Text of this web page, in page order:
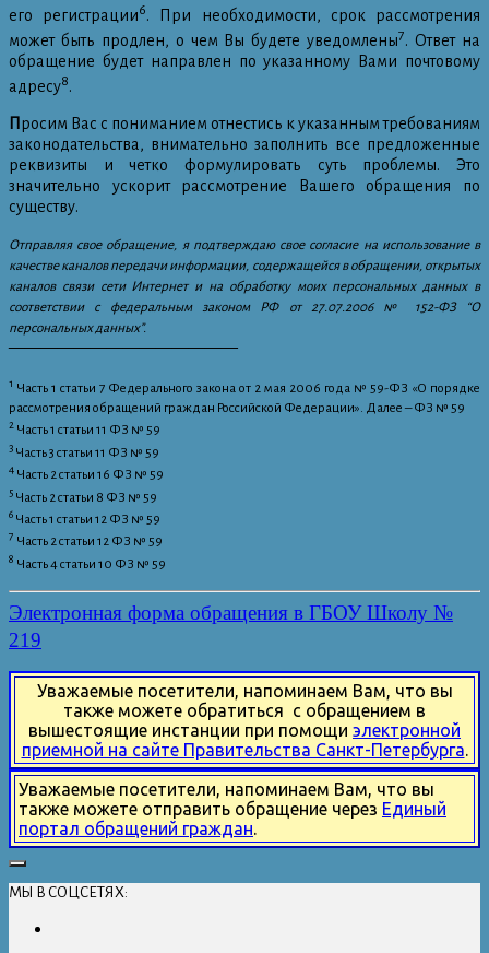
его регистрации6. При необходимости, срок рассмотрения
может быть продлен, о чем Вы будете уведомлены7. Ответ на
обращение будет направлен по указанному Вами почтовому
адресу8.
П росим Вас с пониманием отнестись к указанным требованиям
законодательства, внимательно заполнить все предложенные
реквизиты и четко формулировать суть проблемы. Это
значительно ускорит рассмотрение Вашего обращения по
существу.
Отправляя свое обращение, я подтверждаю свое согласие на использование в
качестве каналов передачи информации, содержащейся в обращении, открытых
каналов связи сети Интернет и на обработку моих персональных данных в
соответствии с федеральным законом РФ от 27.07.2006 № 152-ФЗ “О
персональных данных”.
——————————————
1 Часть 1 статьи 7 Федерального закона от 2 мая 2006 года № 59-ФЗ «О порядке
рассмотрения обращений граждан Российской Федерации». Далее – ФЗ № 59
2 Часть 1 статьи 11 ФЗ № 59
3 Часть 3 статьи 11 ФЗ № 59
4 Часть 2 статьи 16 ФЗ № 59
5 Часть 2 статьи 8 ФЗ № 59
6 Часть 1 статьи 12 ФЗ № 59
7 Часть 2 статьи 12 ФЗ № 59
8 Часть 4 статьи 10 ФЗ № 59
Электронная форма обращения в ГБОУ Школу №
219
Уважаемые посетители, напоминаем Вам, что вы
также можете обратиться с обращением в
вышестоящие инстанции при помощи электронной
приемной на сайте Правительства Санкт-Петербурга.
Уважаемые посетители, напоминаем Вам, что вы
также можете отправить обращение через Единый
портал обращений граждан.
МЫ В СОЦСЕТЯХ: